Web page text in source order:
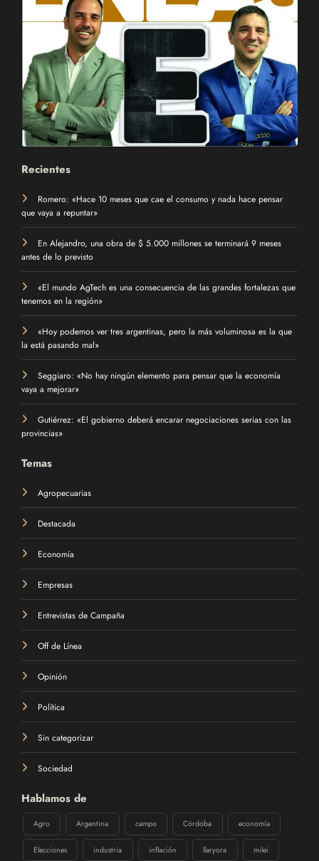
Recientes
Romero: «Hace 10 meses que cae el consumo y nada hace pensar
que vaya a repuntar»
En Alejandro, una obra de $ 5.000 millones se terminará 9 meses
antes de lo previsto
«El mundo AgTech es una consecuencia de las grandes fortalezas que
tenemos en la región»
«Hoy podemos ver tres argentinas, pero la más voluminosa es la que
la está pasando mal»
Seggiaro: «No hay ningún elemento para pensar que la economía
vaya a mejorar»
Gutiérrez: «El gobierno deberá encarar negociaciones serias con las
provincias»
Temas
Agropecuarias
Destacada
Economía
Empresas
Entrevistas de Campaña
Off de Línea
Opinión
Política
Sin categorizar
Sociedad
Hablamos de
Agro Argentina Córdoba economía
Elecciones industria inflación llaryora milei